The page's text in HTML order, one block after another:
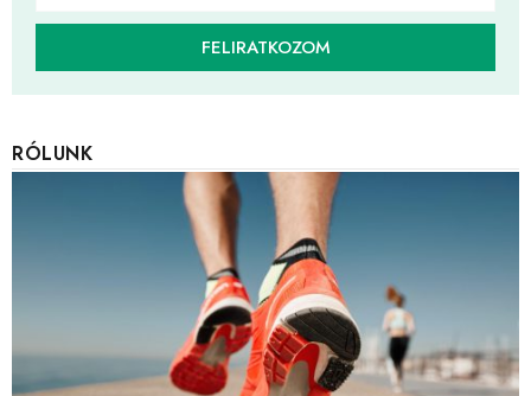
FELIRATKOZOM
RÓLUNK